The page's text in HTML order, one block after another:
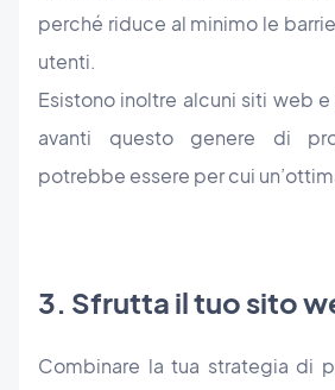
perché riduce al minimo le
utenti.
Esistono inoltre alcuni siti web
avanti questo genere di
potrebbe essere per cui
3. Sfrutta il tuo sito
Combinare la tua strategia di